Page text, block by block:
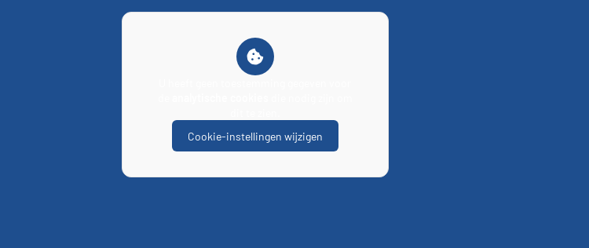
Cookie-instellingen wijzigen